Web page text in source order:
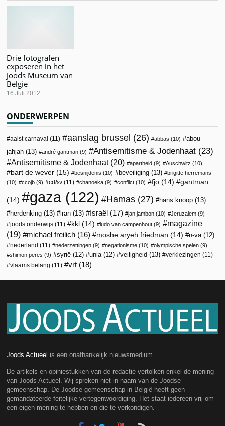
Drie fotografen
exposeren in het
Joods Museum van
België
16 Juli 2012
ONDERWERPEN
aalst carnaval (11) aanslag brussel (26) abbas (10)
abou
jahjah (13) andré gantman (9) Antisemitisme & Jodenhaat (23)
Antisemitisme & Jodenhaat(20) apartheid (9) Auschwitz (10)
bart de wever (15) besnijdenis (10) beveiliging (13)
brigitte herremans
(10)
ccojb (9) cd&v (11) chanoeka (9) conflict (10) fjo (14) gantman
(14) gaza(122) Hamas (27) hans knoop (13)
herdenking (13) iran (13) Israël (17) jan jambon (10) Jeruzalem (9)
joods onderwijs (11) kkl (14) ludo van campenhout (9)
magazine
(19)
michael freilich (16) moshe aryeh friedman (14) n-va (12)
nederland (11) nederzettingen (9) negationisme (10) olympische spelen (9)
shimon peres (9) syrië (12) unia (12) veiligheid (13) verkiezingen (11)
vlaams belang (11) vrt (18)
Joods Actueel is een onafhankelijk nieuwsmedium.
De artikels en opiniestukken van de redactie vertolken enkel de mening
van Joods Actueel. Wij spreken niet in naam van de Joodse
gemeenschap. De Joodse gemeenschap in België heeft geen
gemandateerde feitelijke vertegenwoordiging. Het staat iedereen vrij om
een eigen mening te hebben en die te verkondigen.